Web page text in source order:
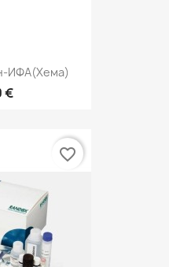
ИФА(Хема)
€
favorite_border